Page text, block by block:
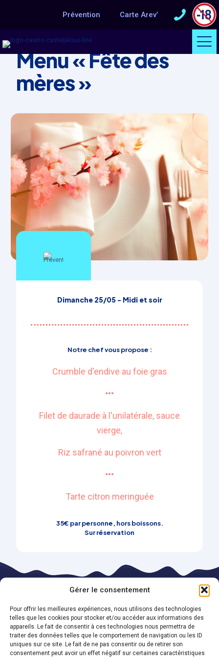
Gérer le consentement
Pour offrir les meilleures expériences, nous utilisons des technologies
telles que les cookies pour stocker et/ou accéder aux informations des
appareils. Le fait de consentir à ces technologies nous permettra de
traiter des données telles que le comportement de navigation ou les ID
uniques sur ce site. Le fait de ne pas consentir ou de retirer son
consentement peut avoir un effet négatif sur certaines caractéristiques
Prévention Carte Arev’
Menu « Fête des
mères »
Dimanche 25/05 - Midi et soir
Notre chef vous propose :
Crumble d'endive au foie gras
•••​
Filet de daurade à l'unilatérale, sauce
vierge,
Riz safrané au poivron vert
•••​
Tarte citron meringuée
35€ par personne, hors boissons.
Sur réservation
Politique de
confidentialité
Politique de cookies
(UE)